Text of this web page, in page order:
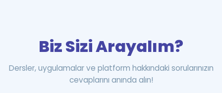
Biz Sizi Arayalım?
Dersler, uygulamalar ve platform hakkındaki sorularınızın
cevaplarını anında alın!